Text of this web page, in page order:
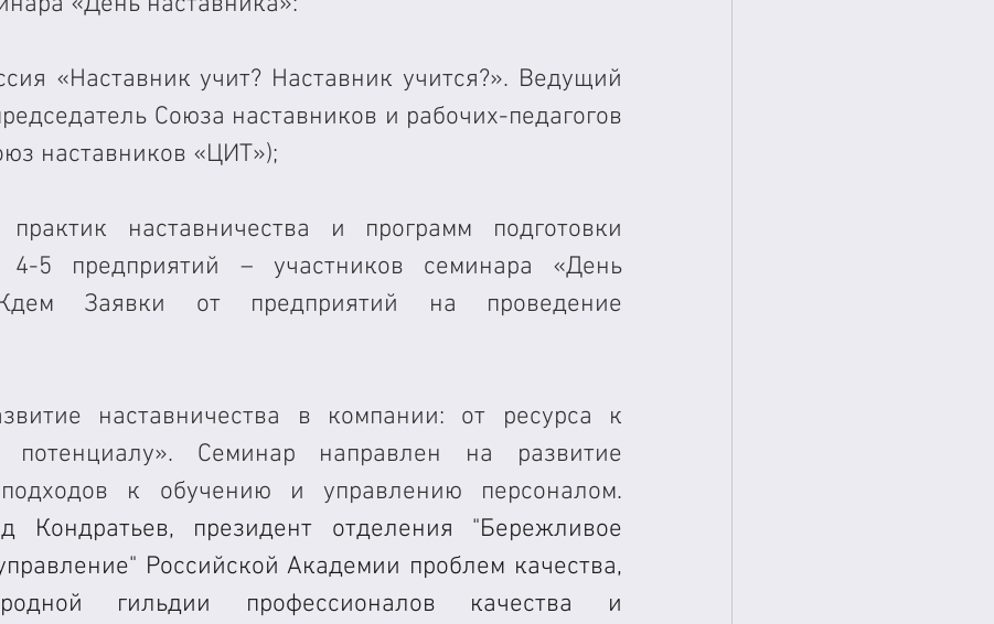
«Наставник учит? Наставник учится?». Ведущий
Союза наставников и рабочих-педагогов
наставников «ЦИТ»);
наставничества и программ подготовки
4-5 предприятий – участников семинара «День
Заявки от предприятий на проведение
наставничества в компании: от ресурса к
потенциалу». Семинар направлен на развитие
подходов к обучению и управлению персоналом.
Кондратьев, президент отделения "Бережливое
Российской Академии проблем качества,
гильдии профессионалов качества и